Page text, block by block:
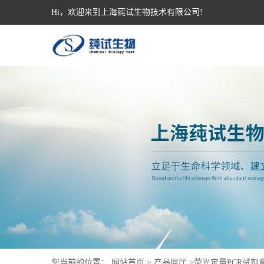
Hi，欢迎来到上海莼试生物技术有限公司!